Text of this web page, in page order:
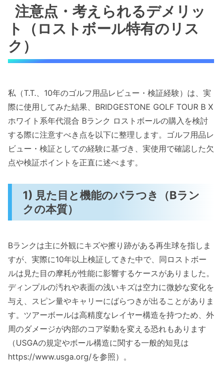
注意点・考えられるデメリッ
ト（ロストボール特有のリス
ク）
私（T.T.、10年のゴルフ用品レビュー・検証経験）は、実
際に使用してみた結果、BRIDGESTONE GOLF TOUR B X
ホワイト系年代混合 Bランク ロストボールの購入を検討
する際に注意すべき点を以下に整理します。ゴルフ用品レ
ビュー・検証としての経験に基づき、実使用で確認した欠
点や検証ポイントを正直に述べます。
1) 見た目と機能のバラつき（Bラン
クの本質）
Bランクは主に外観にキズや擦り跡がある再生球を指しま
すが、実際に10年以上検証してきた中で、同ロストボー
ルは見た目の摩耗が性能に影響するケースがありました。
ディンプルの汚れや表面の浅いキズは空力に微妙な変化を
与え、スピン量やキャリーにばらつきが出ることがありま
す。ツアーボールは高精度なレイヤー構造を持つため、外
周のダメージが内部のコア挙動を変える恐れもあります
（USGAの規定やボール構造に関する一般的知見は
https://www.usga.org/を参照）。